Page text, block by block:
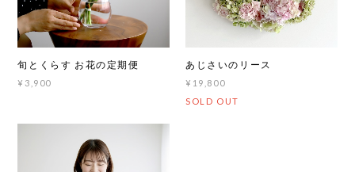
旬とくらす お花の定期便
¥3,900
あじさいのリース
¥19,800
SOLD OUT